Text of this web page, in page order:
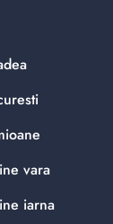
vara
iarna